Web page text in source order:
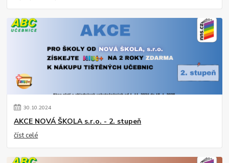
30.10.2024
AKCE NOVÁ ŠKOLA s.r.o. - 2. stupeň
číst celé